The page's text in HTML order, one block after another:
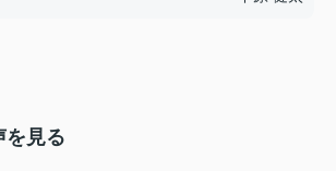
を見る